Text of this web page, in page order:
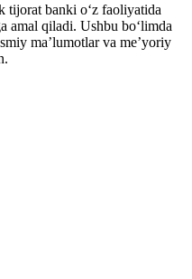
tijorat banki o‘z faoliyatida
amal qiladi. Ushbu bo‘limda
ma’lumotlar va me’yoriy